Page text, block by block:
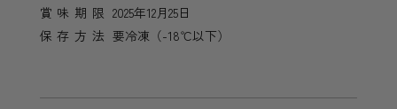
賞味期限 2025年12月25日
保存方法 要冷凍（-18℃以下）